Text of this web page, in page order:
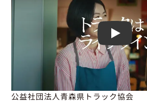
Play
公益社団法人青森県トラック協会